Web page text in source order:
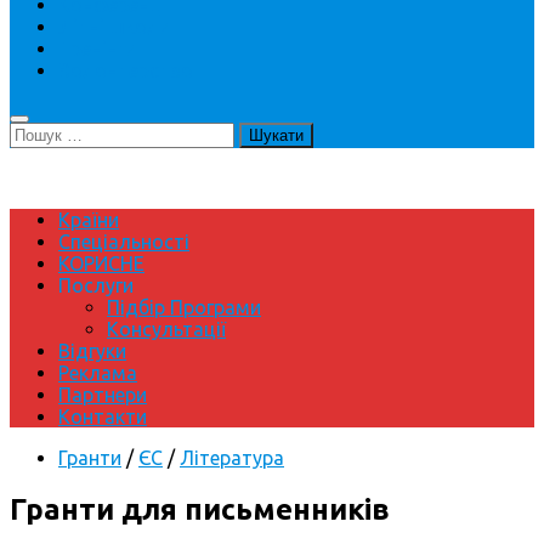
Пошук:
Країни
Спеціальності
КОРИСНЕ
Послуги
Підбір Програми
Консультації
Відгуки
Реклама
Партнери
Контакти
Гранти / ЄС / Література
Гранти для письменників